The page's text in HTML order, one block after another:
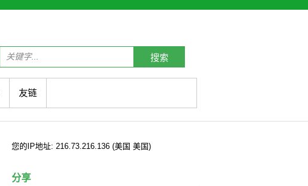
搜索
友链
您的 IP地址: 216.73.216.136 (美国 美国)
分享